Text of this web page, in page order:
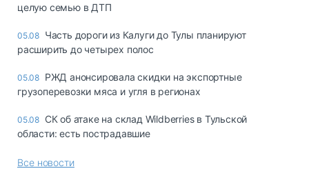
целую семью в ДТП
05.08 Часть дороги из Калуги до Тулы планируют
расширить до четырех полос
05.08 РЖД анонсировала скидки на экспортные
грузоперевозки мяса и угля в регионах
05.08 СК об атаке на склад Wildberries в Тульской
области: есть пострадавшие
Все новости